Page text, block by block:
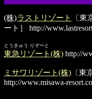
(株)ラストリゾート
〔
ート］
http://
とうきゅう りぞーと
東急リゾート(株) http://
ミサワリゾート(株) 〔東
http://www.misawa-